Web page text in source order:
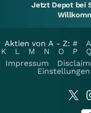
Jetzt Depot bei
Aktien von A - Z: # A
K
L M N O P Q
Impressum
Einstellungen